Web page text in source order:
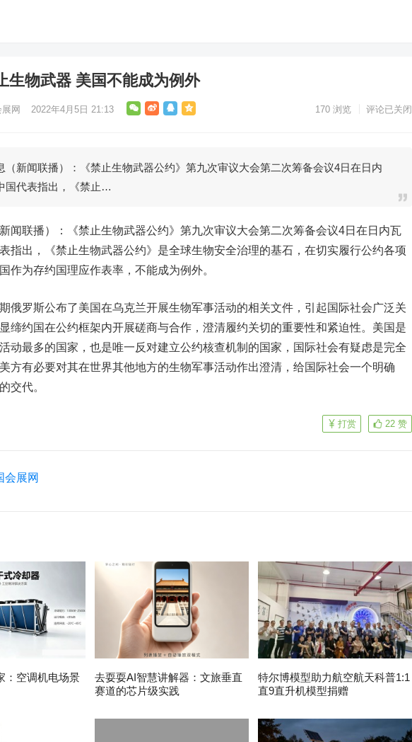
生物武器 美国不能成为例外
网 2022年4月5日 21:13 170 浏览 评论已关闭
（新闻联播）：《禁止生物武器公约》第九次审议大会第二次筹备会议4日在日内
国代表指出，《禁止…
闻联播）：《禁止生物武器公约》第九次审议大会第二次筹备会议4日在日内瓦
指出，《禁止生物武器公约》是全球生物安全治理的基石，在切实履行公约各项
作为存约国理应作表率，不能成为例外。
俄罗斯公布了美国在乌克兰开展生物军事活动的相关文件，引起国际社会广泛关
缔约国在公约框架内开展磋商与合作，澄清履约关切的重要性和紧迫性。美国是
动最多的国家，也是唯一反对建立公约核查机制的国家，国际社会有疑虑是完全
方有必要对其在世界其他地方的生物军事活动作出澄清，给国际社会一个明确
交代。
22 赞
打赏
会展网
：空调机电场景
去耍耍AI智慧讲解器：文旅垂直
赛道的芯片级实践
特尔博模型助力航空航天科普1:1
直9直升机模型捐赠